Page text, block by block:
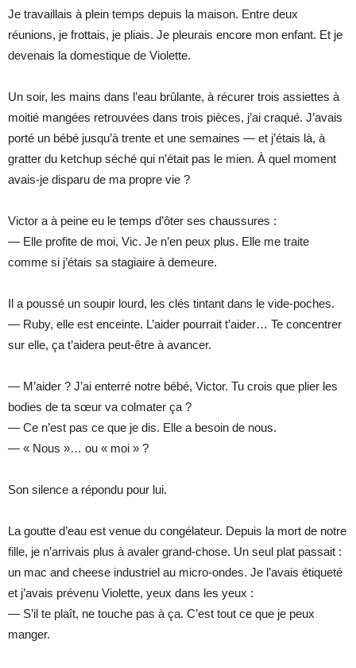
Je travaillais à plein temps depuis la maison. Entre deux
réunions, je frottais, je pliais. Je pleurais encore mon enfant. Et je
devenais la domestique de Violette.
Un soir, les mains dans l’eau brûlante, à récurer trois assiettes à
moitié mangées retrouvées dans trois pièces, j’ai craqué. J’avais
porté un bébé jusqu’à trente et une semaines — et j’étais là, à
gratter du ketchup séché qui n’était pas le mien. À quel moment
avais-je disparu de ma propre vie ?
Victor a à peine eu le temps d’ôter ses chaussures :
— Elle profite de moi, Vic. Je n’en peux plus. Elle me traite
comme si j’étais sa stagiaire à demeure.
Il a poussé un soupir lourd, les clés tintant dans le vide-poches.
— Ruby, elle est enceinte. L’aider pourrait t’aider… Te concentrer
sur elle, ça t’aidera peut-être à avancer.
— M’aider ? J’ai enterré notre bébé, Victor. Tu crois que plier les
bodies de ta sœur va colmater ça ?
— Ce n’est pas ce que je dis. Elle a besoin de nous.
— « Nous »… ou « moi » ?
Son silence a répondu pour lui.
La goutte d’eau est venue du congélateur. Depuis la mort de notre
fille, je n’arrivais plus à avaler grand-chose. Un seul plat passait :
un mac and cheese industriel au micro-ondes. Je l’avais étiqueté
et j’avais prévenu Violette, yeux dans les yeux :
— S’il te plaît, ne touche pas à ça. C’est tout ce que je peux
manger.